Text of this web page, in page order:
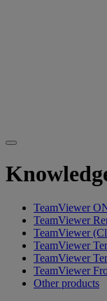
TeamViewer
TeamViewer
TeamViewer
TeamViewer
TeamViewer
TeamViewer
Other products